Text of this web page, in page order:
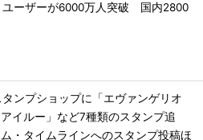
ユーザーが6000万人突破 国内2800
タンプショップに「エヴァンゲリオ
イルー」など7種類のスタンプ追
・タイムラインへのスタンプ投稿ほ